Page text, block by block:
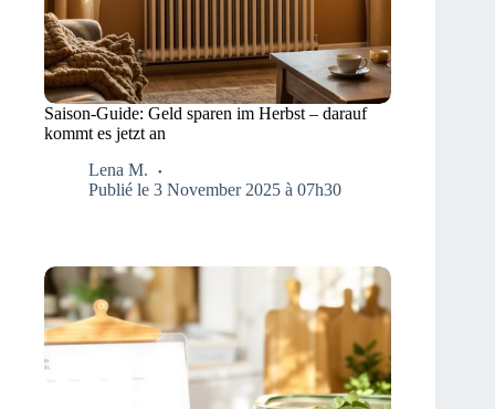
Saison-Guide: Geld sparen im Herbst – darauf
kommt es jetzt an
Lena M.
Publié le 3 November 2025 à 07h30